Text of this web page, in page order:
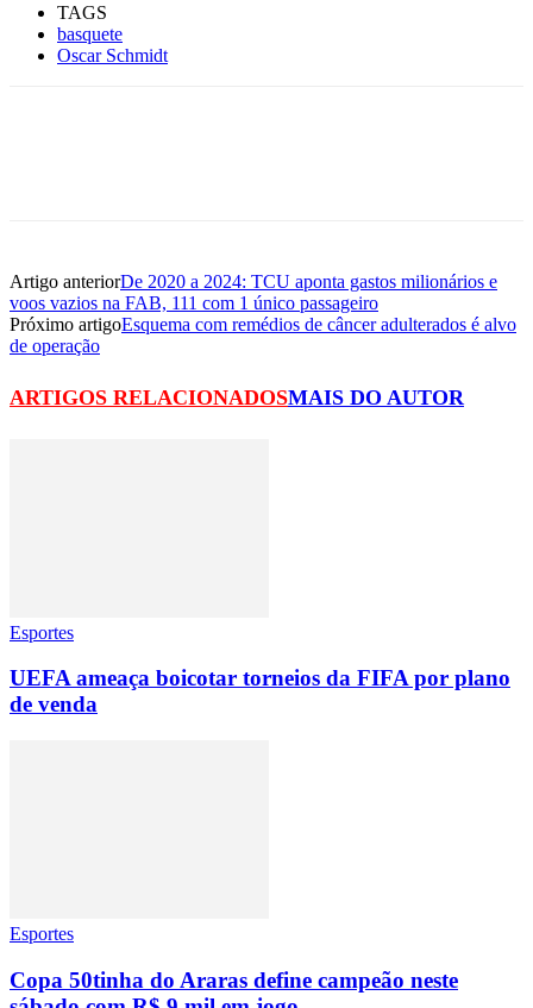
TAGS
basquete
Oscar Schmidt
Artigo anteriorDe 2020 a 2024: TCU aponta gastos milionários e
voos vazios na FAB, 111 com 1 único passageiro
Próximo artigoEsquema com remédios de câncer adulterados é alvo
de operação
ARTIGOS RELACIONADOSMAIS DO AUTOR
Esportes
UEFA ameaça boicotar torneios da FIFA por plano
de venda
Esportes
Copa 50tinha do Araras define campeão neste